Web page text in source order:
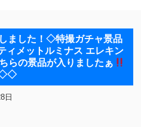
ました！◇特撮ガチャ景品
ィメットルミナス エレキン
らの景品が入りましたぁ
日